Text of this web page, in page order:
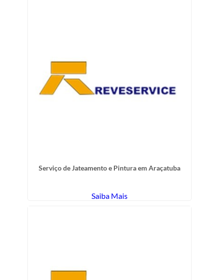
Serviço de Jateamento e Pintura em Araçatuba
Saiba Mais